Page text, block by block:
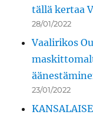
tällä kertaa
28/01/2022
Vaalirikos
23/01/2022